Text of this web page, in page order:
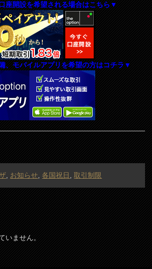
座開設を希望される場合はこちら▼
、モバイルアプリを希望の方はコチラ▼
お知らせ 各国祝日 ,取引制限
いません。